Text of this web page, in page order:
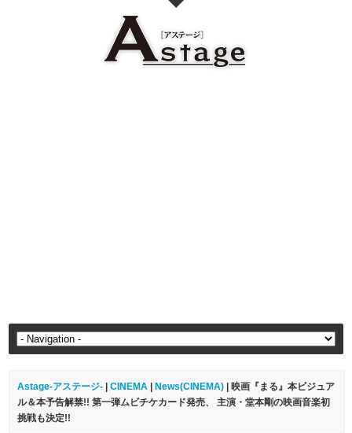
Astage-アステージ- |CINEMA News(CINEMA) | 映画『まる』本ビジュア
ル＆本予告解禁!! 第一弾ムビチケカード発売、 主演・堂本剛の映画音楽初
挑戦も決定!!